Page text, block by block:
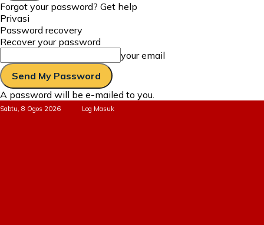
Forgot your password? Get help
Privasi
Password recovery
Recover your password
your email
A password will be e-mailed to you.
Sabtu, 8 Ogos 2026 Log Masuk